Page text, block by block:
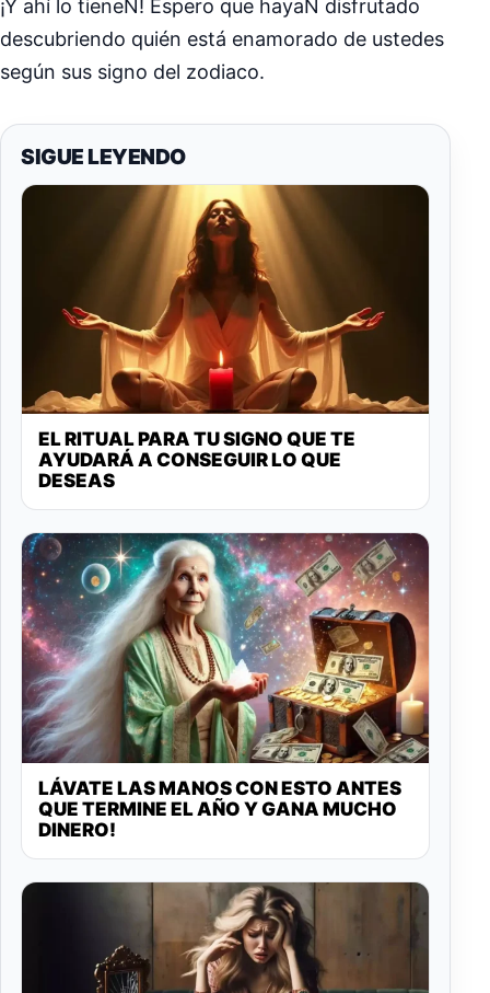
¡Y ahí lo tieneN! Espero que hayaN disfrutado
descubriendo quién está enamorado de ustedes
según sus signo del zodiaco.
SIGUE LEYENDO
EL RITUAL PARA TU SIGNO QUE TE
AYUDARÁ A CONSEGUIR LO QUE
DESEAS
LÁVATE LAS MANOS CON ESTO ANTES
QUE TERMINE EL AÑO Y GANA MUCHO
DINERO!